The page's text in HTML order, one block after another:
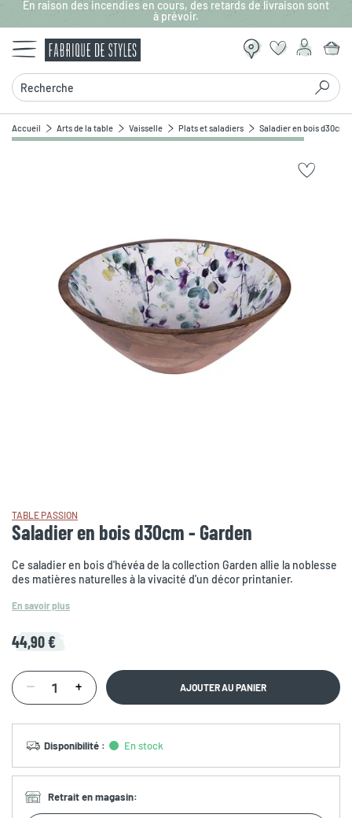
Aller au contenu principal
En raison des incendies en cours, des retards de livraison sont
à prévoir.
Recherche
Accueil Arts de la table Vaisselle Plats et saladiers Saladier en bois d30cm
Zoomer sur l'image
TABLE PASSION
Saladier en bois d30cm - Garden
Ce saladier en bois d'hévéa de la collection Garden allie la noblesse
des matières naturelles à la vivacité d'un décor printanier.
En savoir plus
44,90 €
AJOUTER AU PANIER
Disponibilité : En stock
Retrait en magasin: